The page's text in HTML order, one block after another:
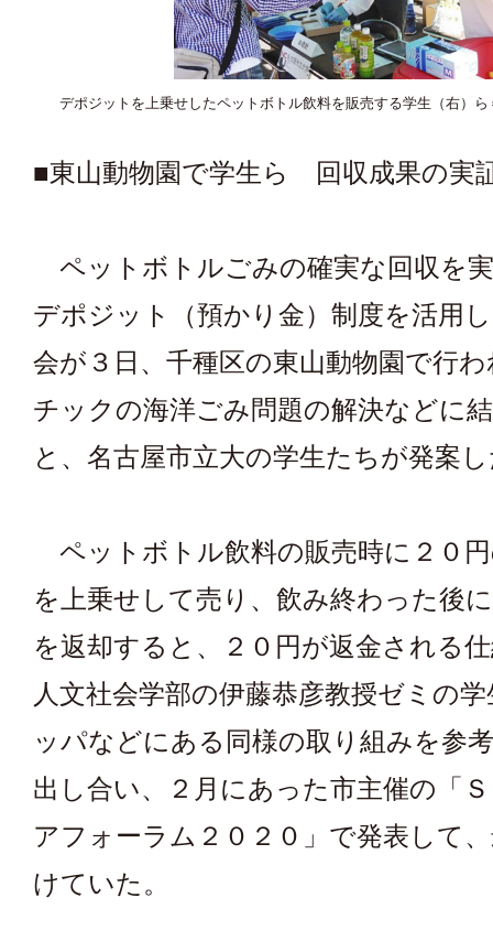
デポジットを上乗せしたペットボトル飲料を販売する学生（右）
■東山動物園で学生ら 回収成果の実
ペットボトルごみの確実な回収を
デポジット（預かり金）制度を活用
会が３日、千種区の東山動物園で行
チックの海洋ごみ問題の解決などに
と、名古屋市立大の学生たちが発案
ペットボトル飲料の販売時に２０
を上乗せして売り、飲み終わった後
を返却すると、２０円が返金される
人文社会学部の伊藤恭彦教授ゼミの
ッパなどにある同様の取り組みを参
出し合い、２月にあった市主催の「
アフォーラム２０２０」で発表して
けていた。